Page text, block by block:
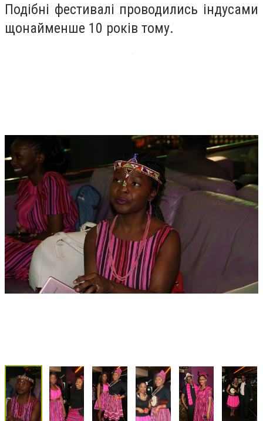
Подібні фестивалі проводились індусами
щонайменше 10 років тому.